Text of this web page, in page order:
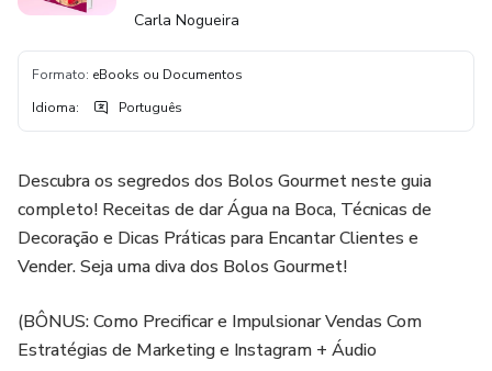
Carla Nogueira
Formato: eBooks ou Documentos
Idioma: Português
Descubra os segredos dos Bolos Gourmet neste guia
completo! Receitas de dar Água na Boca, Técnicas de
Decoração e Dicas Práticas para Encantar Clientes e
Vender. Seja uma diva dos Bolos Gourmet!
(BÔNUS: Como Precificar e Impulsionar Vendas Com
Estratégias de Marketing e Instagram + Áudio